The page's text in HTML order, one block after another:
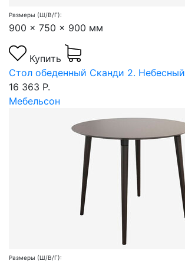
Размеры (Ш/В/Г):
900 x 750 x 900 мм
Купить
Стол обеденный Сканди 2. Небесный
16 363 Р.
Мебельсон
Размеры (Ш/В/Г):